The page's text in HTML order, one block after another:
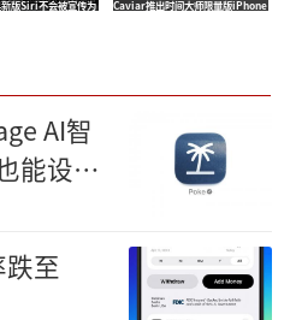
全面迁移至自研ARM架
师郭明錤指出，特努斯
出的执行力与跨部门协
代最稀缺的能力，他
运营、轻产品”的惯
出别人做不出来的东
的并非一个可以高枕无
新版Siri不会被宣传为
Caviar推出时间大师限量版iPhone
AI智
能设提
至